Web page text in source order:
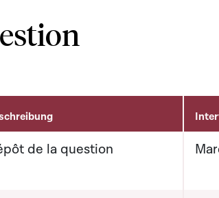
de la question